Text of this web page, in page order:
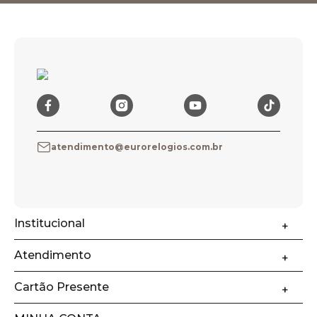
atendimento@eurorelogios.com.br
Institucional
Atendimento
Cartão Presente